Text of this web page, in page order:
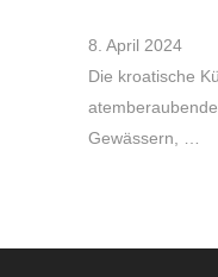
8. April 2024
Die kroatische
Gewässern, …